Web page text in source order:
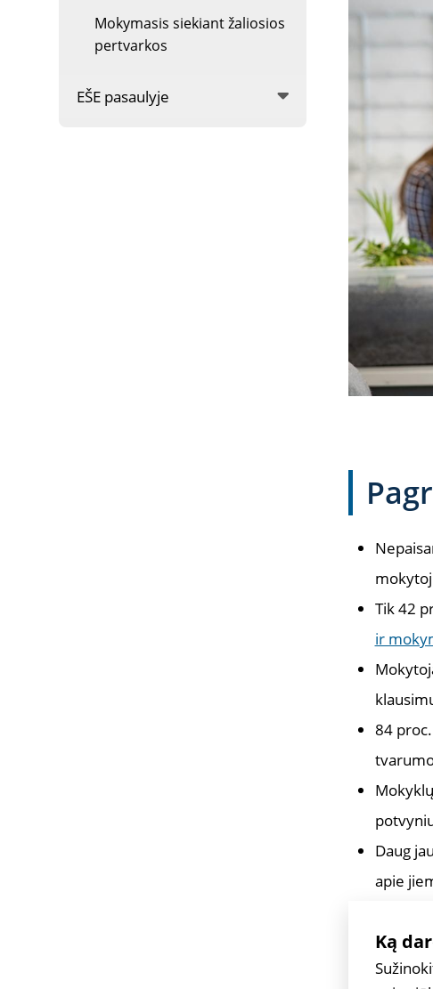
Mokymasis siekiant žaliosios
pertvarkos
EŠE pasaulyje
Tik 42
ir
84
Daug
apie
Ką